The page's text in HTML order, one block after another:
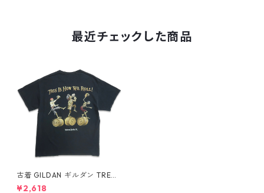
最近チェックした商品
古着 GILDAN ギルダン TREAS
URE ISLAND プリントTシャツ
¥2,618